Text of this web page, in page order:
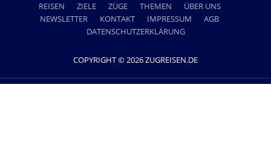
REISEN ZIELE ZÜGE THEMEN
ÜBER UNS
NEWSLETTER
KONTAKT IMPRESSUM
AGB
DATENSCHUTZERKLÄRUNG
COPYRIGHT © 2026 ZUGREISEN.DE